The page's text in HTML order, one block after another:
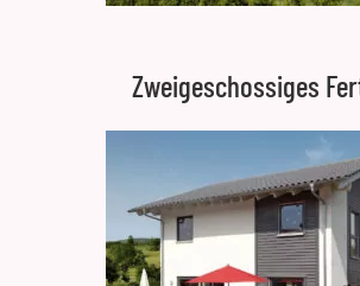
Zweigeschossiges